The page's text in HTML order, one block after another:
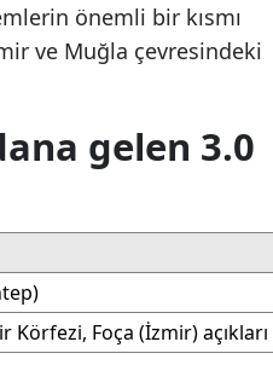
önemli bir kısmı
ve Muğla çevresindeki
gelen 3.0
Körfezi, Foça (İzmir) açıkları